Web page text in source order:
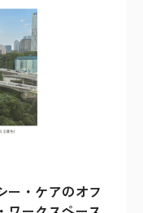
ー・ケアのオフ